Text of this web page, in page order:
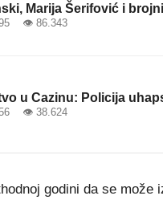
Marija Šerifović i
👁 86.343
u Cazinu: Policija
👁 38.624
godini da se može